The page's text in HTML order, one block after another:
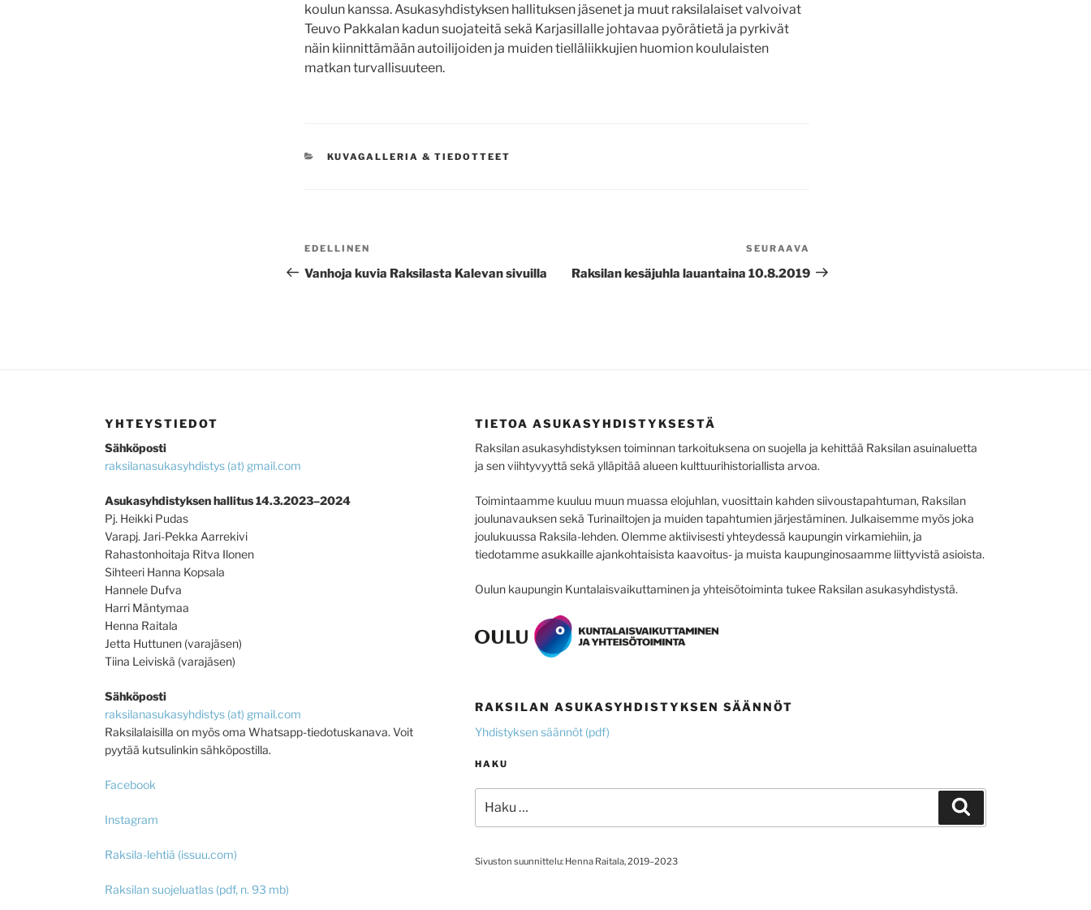
koulun kanssa. Asukasyhdistyksen hallituksen jäsenet ja muut raksilalaiset valvoivat
Teuvo Pakkalan kadun suojateitä sekä Karjasillalle johtavaa pyörätietä ja pyrkivät
näin kiinnittämään autoilijoiden ja muiden tielläliikkujien huomion koululaisten
matkan turvallisuuteen.
KATEGORIAT
KUVAGALLERIA & TIEDOTTEET
SELAUS
Edellinen
artikkeli
EDELLINEN
Vanhoja kuvia Raksilasta Kalevan sivuilla
artikkeli
SEURAAVA
Raksilan kesäjuhla lauantaina 10.8.2019
YHTEYSTIEDOT
Sähköposti
raksilanasukasyhdistys (at) gmail.com
Asukasyhdistyksen hallitus 14.3.2023–2024
Pj. Heikki Pudas
Varapj. Jari-Pekka Aarrekivi
Rahastonhoitaja Ritva Ilonen
Sihteeri Hanna Kopsala
Hannele Dufva
Harri Mäntymaa
Henna Raitala
Jetta Huttunen (varajäsen)
Tiina Leiviskä (varajäsen)
Sähköposti
raksilanasukasyhdistys (at) gmail.com
Raksilalaisilla on myös oma Whatsapp-tiedotuskanava. Voit
pyytää kutsulinkin sähköpostilla.
Facebook
Instagram
Raksila-lehtiä (issuu.com)
Raksilan suojeluatlas (pdf, n. 93 mb)
TIETOA ASUKASYHDISTYKSESTÄ
Raksilan asukasyhdistyksen toiminnan tarkoituksena on suojella ja kehittää Raksilan asuinaluetta
ja sen viihtyvyyttä sekä ylläpitää alueen kulttuurihistoriallista arvoa.
Toimintaamme kuuluu muun muassa elojuhlan, vuosittain kahden siivoustapahtuman, Raksilan
joulunavauksen sekä Turinailtojen ja muiden tapahtumien järjestäminen. Julkaisemme myös joka
joulukuussa Raksila-lehden. Olemme aktiivisesti yhteydessä kaupungin virkamiehiin, ja
tiedotamme asukkaille ajankohtaisista kaavoitus- ja muista kaupunginosaamme liittyvistä asioista.
Oulun kaupungin Kuntalaisvaikuttaminen ja yhteisötoiminta tukee Raksilan asukasyhdistystä.
RAKSILAN ASUKASYHDISTYKSEN SÄÄNNÖT
Yhdistyksen säännöt (pdf)
HAKU
Sivuston suunnittelu: Henna Raitala, 2019–2023